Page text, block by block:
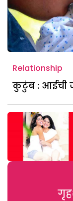
Relationship
कुटुंब : आईची